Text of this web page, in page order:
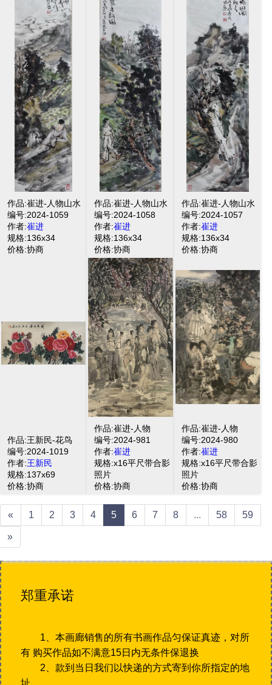
作品:崔进-人物山水
编号:2024-1059
作者:崔进
规格:136x34
价格:协商
作品:崔进-人物山水
编号:2024-1058
作者:崔进
规格:136x34
价格:协商
作品:崔进-人物山水
编号:2024-1057
作者:崔进
规格:136x34
价格:协商
作品:王新民-花鸟
编号:2024-1019
作者:王新民
规格:137x69
价格:协商
作品:崔进-人物
编号:2024-981
作者:崔进
规格:x16平尺带合影
照片
价格:协商
作品:崔进-人物
编号:2024-980
作者:崔进
规格:x16平尺带合影
照片
价格:协商
« 1 2 3 4 5 6 7 8 ... 58 59
»
郑重承诺
1、本画廊销售的所有书画作品匀保证真迹，对所
有 购买作品如不满意15日内无条件保退换
2、款到当日我们以快递的方式寄到你所指定的地
址